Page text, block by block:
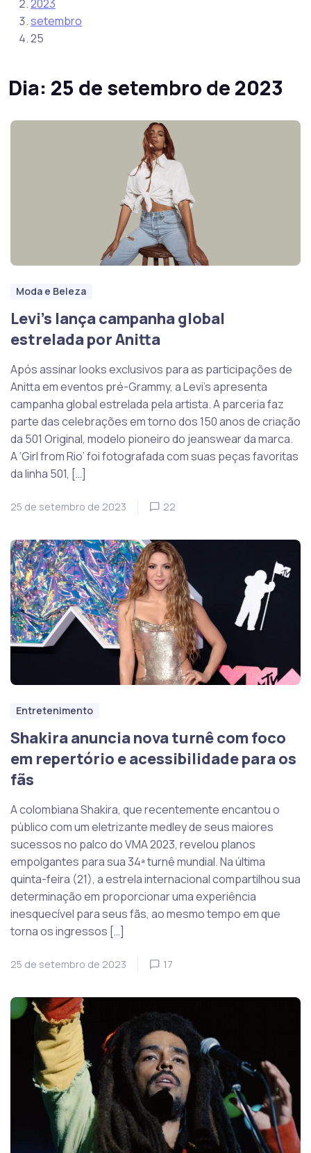
2023
setembro
25
Dia: 25 de setembro de 2023
Moda e Beleza
Levi’s lança campanha global
estrelada por Anitta
Após assinar looks exclusivos para as participações de
Anitta em eventos pré-Grammy, a Levi’s apresenta
campanha global estrelada pela artista. A parceria faz
parte das celebrações em torno dos 150 anos de criação
da 501 Original, modelo pioneiro do jeanswear da marca.
A ‘Girl from Rio’ foi fotografada com suas peças favoritas
da linha 501, […]
25 de setembro de 2023 22
Entretenimento
Shakira anuncia nova turnê com foco
em repertório e acessibilidade para os
fãs
A colombiana Shakira, que recentemente encantou o
público com um eletrizante medley de seus maiores
sucessos no palco do VMA 2023, revelou planos
empolgantes para sua 34ª turnê mundial. Na última
quinta-feira (21), a estrela internacional compartilhou sua
determinação em proporcionar uma experiência
inesquecível para seus fãs, ao mesmo tempo em que
torna os ingressos […]
25 de setembro de 2023 17